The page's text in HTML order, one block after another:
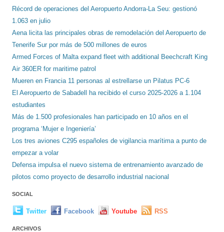
Récord de operaciones del Aeropuerto Andorra-La Seu: gestionó
1.063 en julio
Aena licita las principales obras de remodelación del Aeropuerto de
Tenerife Sur por más de 500 millones de euros
Armed Forces of Malta expand fleet with additional Beechcraft King
Air 360ER for maritime patrol
Mueren en Francia 11 personas al estrellarse un Pilatus PC-6
El Aeropuerto de Sabadell ha recibido el curso 2025-2026 a 1.104
estudiantes
Más de 1.500 profesionales han participado en 10 años en el
programa ‘Mujer e Ingeniería’
Los tres aviones C295 españoles de vigilancia marítima a punto de
empezar a volar
Defensa impulsa el nuevo sistema de entrenamiento avanzado de
pilotos como proyecto de desarrollo industrial nacional
SOCIAL
Twitter Facebook Youtube RSS
ARCHIVOS